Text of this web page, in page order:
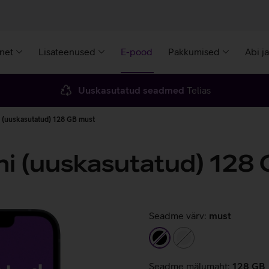
Lisateenused E-pood Pakkumised Abi
Uuskasutatud seadmed Telias
128 GB must
(uuskasutatud) 128
Seadme värv: must
must
valge
Seadme mälumaht: 128 GB